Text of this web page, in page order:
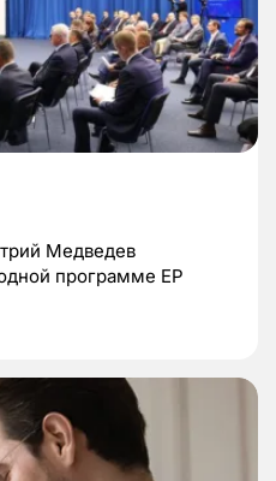
Медведев
программе ЕР